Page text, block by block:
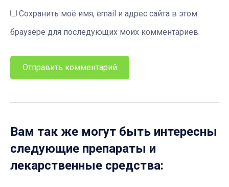
Сохранить моё имя, email и адрес сайта в этом
браузере для последующих моих комментариев.
Вам так же могут быть интересны
следующие препараты и
лекарственные средства: